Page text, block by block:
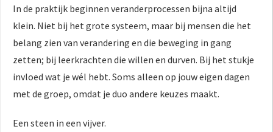
In de praktijk beginnen veranderprocessen bijna altijd
klein. Niet bij het grote systeem, maar bij mensen die het
belang zien van verandering en die beweging in gang
zetten; bij leerkrachten die willen en durven. Bij het stukje
invloed wat je wél hebt. Soms alleen op jouw eigen dagen
met de groep, omdat je duo andere keuzes maakt.
Een steen in een vijver.
van